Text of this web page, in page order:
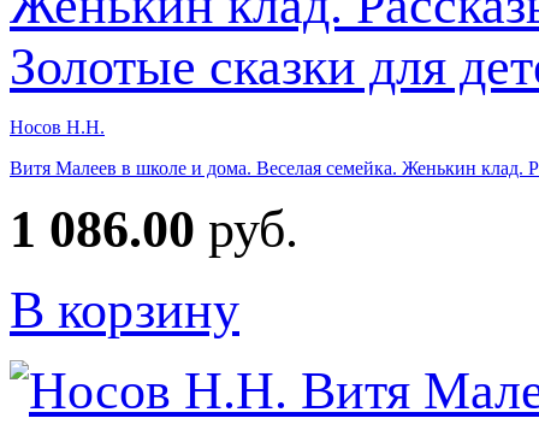
Носов Н.Н.
Витя Малеев в школе и дома. Веселая семейка. Женькин
1 086.00 руб.
В корзину